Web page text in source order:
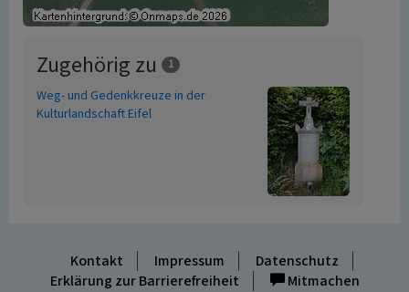
Zugehörig zu 1
Weg- und Gedenkkreuze in der
Kulturlandschaft Eifel
Kontakt Impressum
Datenschutz
Erklärung zur Barrierefreiheit
Mitmachen